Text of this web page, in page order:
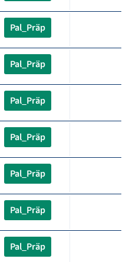
Pal_Präp
Pal_Präp
Pal_Präp
Pal_Präp
Pal_Präp
Pal_Präp
Pal_Präp